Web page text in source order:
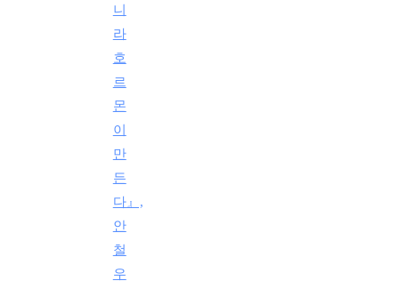
니
라
호
르
몬
이
만
든
다』,
안
철
우